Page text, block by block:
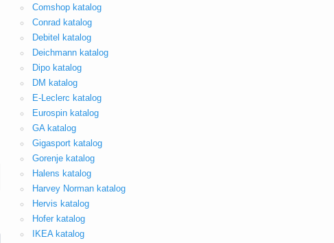
Comshop katalog
Conrad katalog
Debitel katalog
Deichmann katalog
Dipo katalog
DM katalog
E-Leclerc katalog
Eurospin katalog
GA katalog
Gigasport katalog
Gorenje katalog
Halens katalog
Harvey Norman katalog
Hervis katalog
Hofer katalog
IKEA katalog